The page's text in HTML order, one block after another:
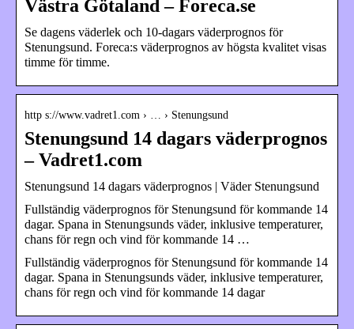
Västra Götaland – Foreca.se
Se dagens väderlek och 10-dagars väderprognos för
Stenungsund. Foreca:s väderprognos av högsta kvalitet visas
timme för timme.
http s://www.vadret1.com › … › Stenungsund
Stenungsund 14 dagars väderprognos
– Vadret1.com
Stenungsund 14 dagars väderprognos | Väder Stenungsund
Fullständig väderprognos för Stenungsund för kommande 14
dagar. Spana in Stenungsunds väder, inklusive temperaturer,
chans för regn och vind för kommande 14 …
Fullständig väderprognos för Stenungsund för kommande 14
dagar. Spana in Stenungsunds väder, inklusive temperaturer,
chans för regn och vind för kommande 14 dagar